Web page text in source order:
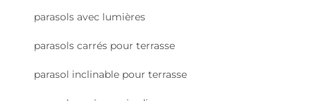
parasols avec lumières
parasols carrés pour terrasse
parasol inclinable pour terrasse